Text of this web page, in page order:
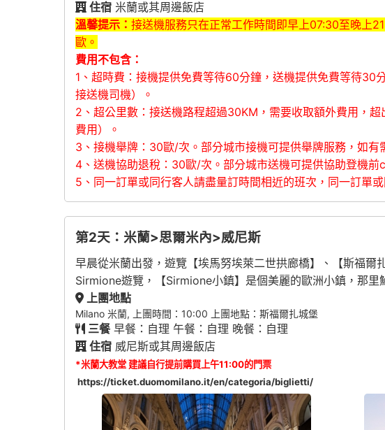
住宿 米蘭或其周邊飯店
溫馨提示： 接送機服務只在正常工作時間即早上07:30至晚上
歐。
費用不包含：
1、超時費：接機提供免費等待60分鐘，送機提供免費等待
接送機司機）。
2、超公里數：接送機路程超過30KM，需要收取額外費用，
費用）。
3、接機舉牌：30歐/次。部分城市接機可提供舉牌服務，如有
4、送機協助退稅：30歐/次。部分城市送機可提供協助登機
5、同一訂單或同行客人請盡量訂時間相近的班次，同一訂單
第2天：米蘭>思爾米內>威尼斯
早晨從米蘭出發，遊覽【埃馬努埃萊二世拱廊橋】、【斯福
Sirmione遊覽，【Sirmione小鎮】是個美麗的歐洲小鎮，那
上團地點
Milano 米蘭, 上團時間：10:00 上團地點：斯福爾扎城堡
三餐早餐：自理 午餐：自理 晚餐：自理
住宿 威尼斯或其周邊飯店
*米蘭大教堂 建議自行提前購買上午11:00的門票
https://ticket.duomomilano.it/en/categoria/biglietti/